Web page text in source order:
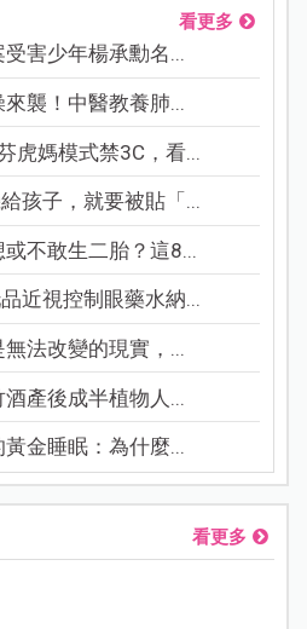
看更多
害少年楊承勳名...
襲！中醫教養肺...
虎媽模式禁3C，看...
孩子，就要被貼「...
不敢生二胎？這8...
近視控制眼藥水納...
法改變的現實，...
產後成半植物人...
金睡眠：為什麼...
看更多